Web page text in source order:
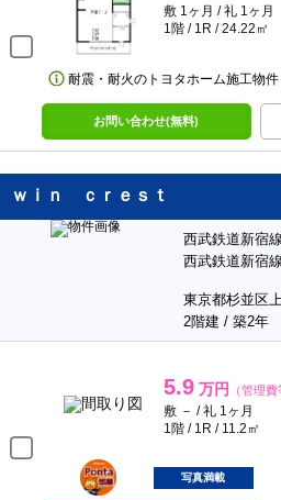
敷 1ヶ月 / 礼 1ヶ月
1階 / 1R / 24.22㎡
耐震・耐火のトヨタホーム施工物
お問い合わせ(無料)
ｗｉｎ ｃｒｅｓｔ
西武鉄道新宿
西武鉄道新宿
東京都杉並区
2階建 / 築2年
5.9 万円 （管理
敷 － / 礼 1ヶ月
1階 / 1R / 11.2㎡
ポンタ
部屋
写真満載